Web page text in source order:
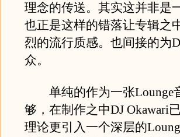
理念的传送。其实这并非是
也正是这样的错落让专辑之
烈的流行质感。也间接的为
众。
单纯的作为一张Lounge
够，在制作之中DJ Okawari
理论更引入一个深层的